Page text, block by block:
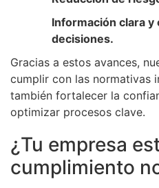
Información clara y
decisiones.
Gracias a estos avances,
cumplir con las normativas
también fortalecer la
optimizar procesos clave.
¿Tu empresa
cumplimiento